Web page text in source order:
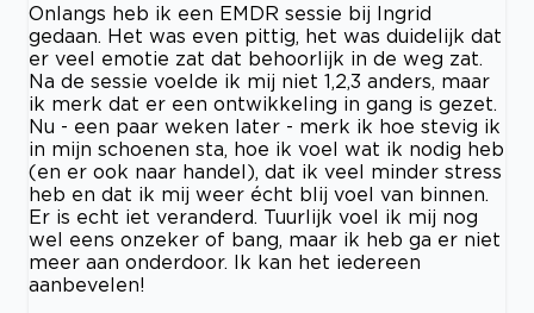
Onlangs heb ik een EMDR sessie bij Ingrid
gedaan. Het was even pittig, het was duidelijk dat
er veel emotie zat dat behoorlijk in de weg zat.
Na de sessie voelde ik mij niet 1,2,3 anders, maar
ik merk dat er een ontwikkeling in gang is gezet.
Nu - een paar weken later - merk ik hoe stevig ik
in mijn schoenen sta, hoe ik voel wat ik nodig heb
(en er ook naar handel), dat ik veel minder stress
heb en dat ik mij weer écht blij voel van binnen.
Er is echt iet veranderd. Tuurlijk voel ik mij nog
wel eens onzeker of bang, maar ik heb ga er niet
meer aan onderdoor. Ik kan het iedereen
aanbevelen!